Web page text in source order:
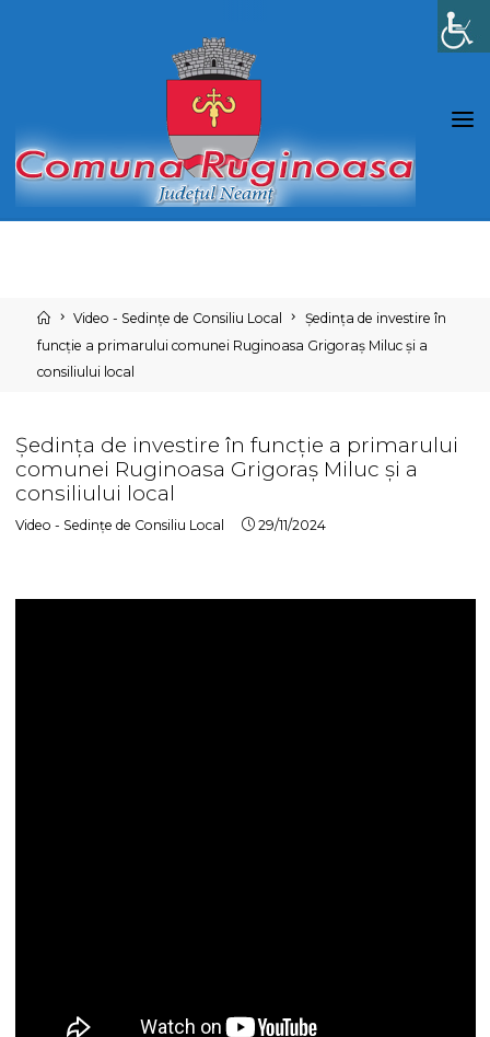
Home
Video - Sedințe de Consiliu Local
Ședința de investire în
funcție a primarului comunei Ruginoasa Grigoraș Miluc și a
consiliului local
Ședința de investire în funcție a primarului
comunei Ruginoasa Grigoraș Miluc și a
consiliului local
Video - Sedințe de Consiliu Local 29/11/2024